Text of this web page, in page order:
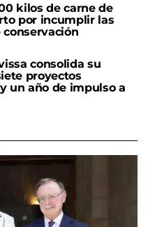
kilos de carne de
por incumplir las
consolida su
proyectos
un año de impulso a